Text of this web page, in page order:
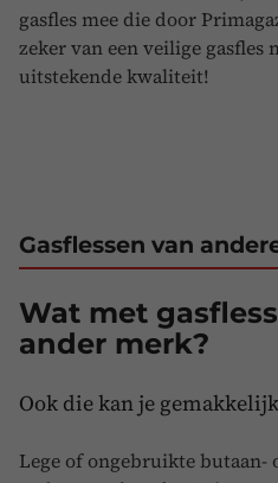
gasfles mee die door
zeker van een veilige gasfles
uitstekende kwaliteit!
Gasflessen van
Wat met
ander merk?
Ook die kan je
Lege of ongebruikte butaan-